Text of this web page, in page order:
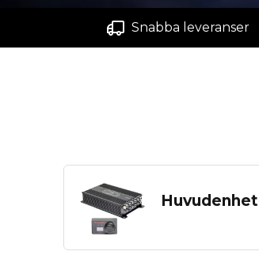
Snabba leveranser